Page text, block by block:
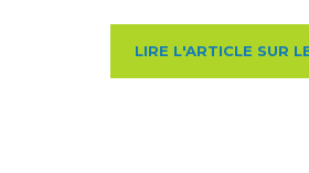
LIRE L'ARTICLE SUR